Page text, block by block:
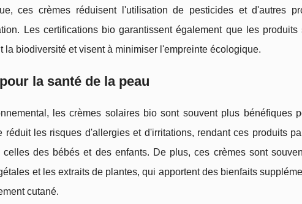
ces crèmes réduisent l'utilisation de pesticides et d'autres
Les certifications bio garantissent également que les
la biodiversité et visent à minimiser l'empreinte écologique.
la santé de la peau
les crèmes solaires bio sont souvent plus bénéfiques
réduit les risques d'allergies et d'irritations, rendant ces produits
des bébés et des enfants. De plus, ces crèmes sont
et les extraits de plantes, qui apportent des bienfaits
cutané.